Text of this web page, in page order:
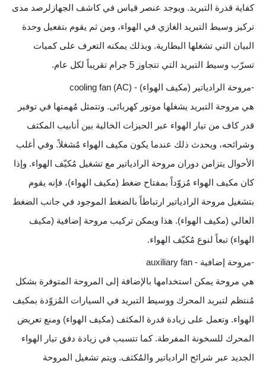
كفاية قدرة التبريد. ويوجد عنصر قياس في كاشف الجهازلرصد مدى
تركيز وسيط التبريد الغازي في الهواء، ومن ثم يقوم بتفعيل وحدة
البيان التي تشغلها البطارية. وبذلك يمكنه التعرف على كميات
تسرّب وسيط التبريد التي تتجاوز 5 جرام تقريباً لكل عام.
-مروحة الرادياتير (مكيف الهواء) - (cooling fan (AC
هي مروحة التبريد يشغلها موتور كهربائى. وتتمثل مُهمتها في توفير
قدر كاف من تيار الهواء عبر الحيزات الخالية بين أنابيب المكثف
وشرائحه، ويحدث ذلك عندما يكون مكيف الهواء مُشغلاً. وفي أغلب
الأحوال يتزامن دوران مروحة الرادياتير مع تشغيل مُكيّف الهواء. وإذا
كان مكيف الهواء مُزوّداً بمفتاح ضغط (مكيف الهواء)، فإنه يقوم
بتشغيل مروحة الرادياتير ارتباطاً بالضغط الموجود في جانب الضغط
العالي (مكيف الهواء). هذا ويمكن تركيب مروحة إضافية (مكيف
الهواء) تبعاً لنوع مُكيّف الهواء.
-مروحة إضافية - auxiliary fan
هي مروحة يمكن استخدامها بالإضافة إلى المروحة المتوفرة بشكل
مُنتظم لتبريد المحرك ووسيط التبريد في السيارات المُزوّدة بمكيف
الهواء. وتعمل على زيادة قدرة المكثف (مكيف الهواء) ومنع تعريض
المحرك للسخونة المفرطة. كما تتسبب في زيادة دفق تيار الهواء
الجديد عبر شرائح الرادياتير والمُكثف. ويتم تشغيل المروحة